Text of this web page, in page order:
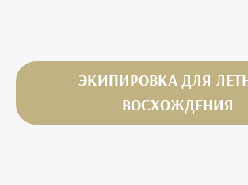
ЭКИПИРОВКА ДЛЯ
ВОСХОЖДЕНИЯ